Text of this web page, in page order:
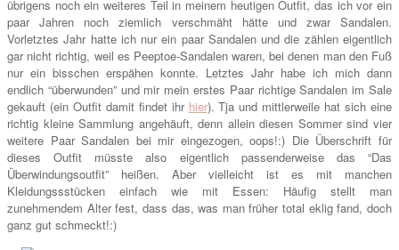
übrigens noch ein weiteres Teil in meinem heutigen Outfit, das ich vor ein
paar Jahren noch ziemlich verschmäht hätte und zwar Sandalen.
Vorletztes Jahr hatte ich nur ein paar Sandalen und die zählen eigentlich
gar nicht richtig, weil es Peeptoe-Sandalen waren, bei denen man den Fuß
nur ein bisschen erspähen konnte. Letztes Jahr habe ich mich dann
endlich “überwunden” und mir mein erstes Paar richtige Sandalen im Sale
gekauft (ein Outfit damit findet ihr hier). Tja und mittlerweile hat sich eine
richtig kleine Sammlung angehäuft, denn allein diesen Sommer sind vier
weitere Paar Sandalen bei mir eingezogen, oops!:) Die Überschrift für
dieses Outfit müsste also eigentlich passenderweise das “Das
Überwindungsoutfit” heißen. Aber vielleicht ist es mit manchen
Kleidungssstücken einfach wie mit Essen: Häufig stellt man
zunehmendem Alter fest, dass das, was man früher total eklig fand, doch
ganz gut schmeckt!:)